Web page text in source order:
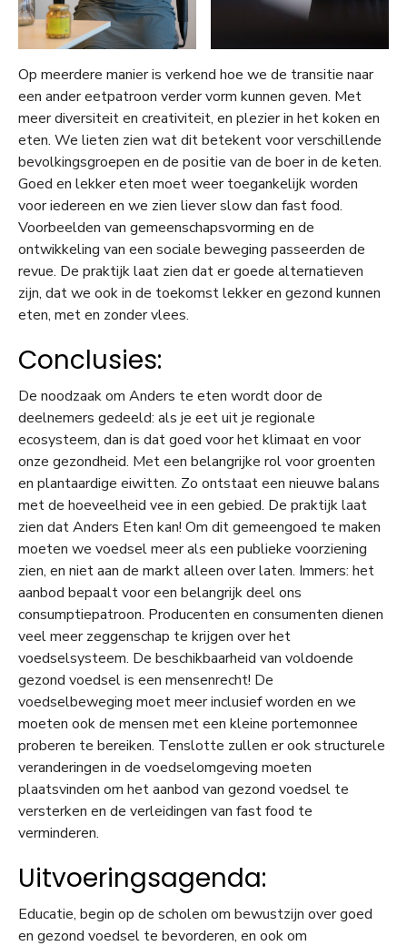
Op meerdere manier is verkend hoe we de transitie naar
een ander eetpatroon verder vorm kunnen geven. Met
meer diversiteit en creativiteit, en plezier in het koken en
eten. We lieten zien wat dit betekent voor verschillende
bevolkingsgroepen en de positie van de boer in de keten.
Goed en lekker eten moet weer toegankelijk worden
voor iedereen en we zien liever slow dan fast food.
Voorbeelden van gemeenschapsvorming en de
ontwikkeling van een sociale beweging passeerden de
revue. De praktijk laat zien dat er goede alternatieven
zijn, dat we ook in de toekomst lekker en gezond kunnen
eten, met en zonder vlees.
Conclusies:
De noodzaak om Anders te eten wordt door de
deelnemers gedeeld: als je eet uit je regionale
ecosysteem, dan is dat goed voor het klimaat en voor
onze gezondheid. Met een belangrijke rol voor groenten
en plantaardige eiwitten. Zo ontstaat een nieuwe balans
met de hoeveelheid vee in een gebied. De praktijk laat
zien dat Anders Eten kan! Om dit gemeengoed te maken
moeten we voedsel meer als een publieke voorziening
zien, en niet aan de markt alleen over laten. Immers: het
aanbod bepaalt voor een belangrijk deel ons
consumptiepatroon. Producenten en consumenten dienen
veel meer zeggenschap te krijgen over het
voedselsysteem. De beschikbaarheid van voldoende
gezond voedsel is een mensenrecht! De
voedselbeweging moet meer inclusief worden en we
moeten ook de mensen met een kleine portemonnee
proberen te bereiken. Tenslotte zullen er ook structurele
veranderingen in de voedselomgeving moeten
plaatsvinden om het aanbod van gezond voedsel te
versterken en de verleidingen van fast food te
verminderen.
Uitvoeringsagenda:
Educatie, begin op de scholen om bewustzijn over goed
en gezond voedsel te bevorderen, en ook om